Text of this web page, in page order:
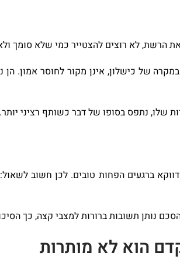
הרשת, לא רוצים להצטייר כמי שלא סומך ולא
של כישלון, אינן מקור לחוסר אמון.
שלו, נתפס בסופו של דבר כשותף רציני יותר.
ברגעים הפחות טובים. לכן חשוב
נותן תשובות ברורות למצבי קצה, כך
הוא לא מותרות